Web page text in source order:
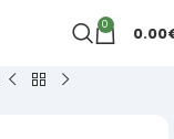
0 0.00